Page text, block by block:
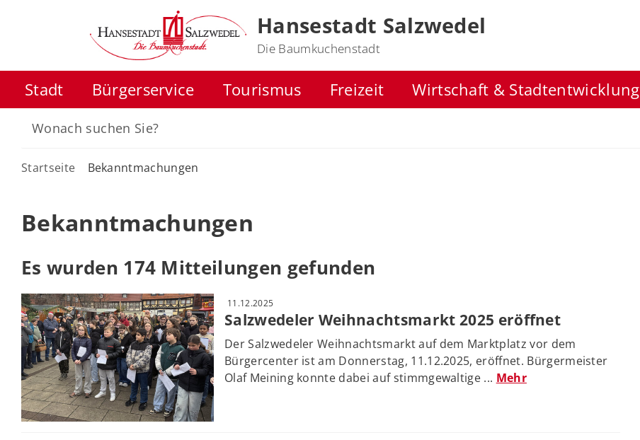
Hansestadt Salzwedel
Die Baumkuchenstadt
Stadt Bürgerservice Tourismus Freizeit Wirtschaft & Stadtentwicklung
Startseite Bekanntmachungen
Bekanntmachungen
Es wurden 174 Mitteilungen gefunden
11.12.2025
Salzwedeler Weihnachtsmarkt 2025 eröffnet
Der Salzwedeler Weihnachtsmarkt auf dem Marktplatz vor dem
Bürgercenter ist am Donnerstag, 11.12.2025, eröffnet. Bürgermeister
Olaf Meining konnte dabei auf stimmgewaltige ... Mehr